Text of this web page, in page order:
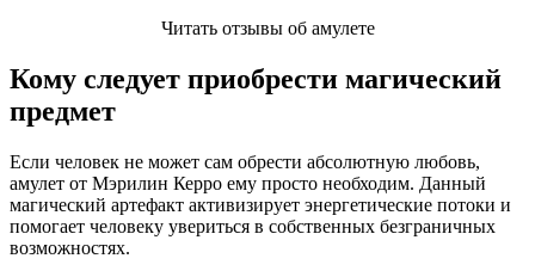
Читать отзывы об амулете
Кому следует приобрести магический
предмет
Если человек не может сам обрести абсолютную любовь,
амулет от Мэрилин Керро ему просто необходим. Данный
магический артефакт активизирует энергетические потоки и
помогает человеку увериться в собственных безграничных
возможностях.